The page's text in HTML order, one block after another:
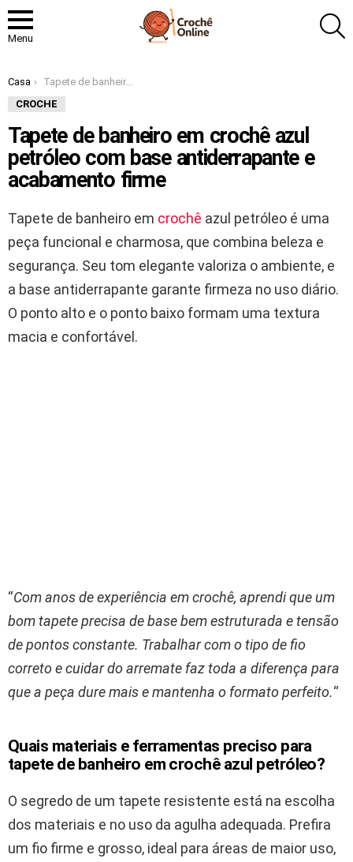
Menu
Você está aqui:
Casa
Tapete de banheiro em crochê azul petróleo com base antiderrapante e acabamento firme
CROCHE
Tapete de banheiro em crochê azul
petróleo com base antiderrapante e
acabamento firme
Tapete de banheiro em crochê azul petróleo é uma
peça funcional e charmosa, que combina beleza e
segurança. Seu tom elegante valoriza o ambiente, e
a base antiderrapante garante firmeza no uso diário.
O ponto alto e o ponto baixo formam uma textura
macia e confortável.
“Com anos de experiência em crochê, aprendi que um
bom tapete precisa de base bem estruturada e tensão
de pontos constante. Trabalhar com o tipo de fio
correto e cuidar do arremate faz toda a diferença para
que a peça dure mais e mantenha o formato perfeito.“
Quais materiais e ferramentas preciso para
tapete de banheiro em crochê azul petróleo?
O segredo de um tapete resistente está na escolha
dos materiais e no uso da agulha adequada. Prefira
um fio firme e grosso, ideal para áreas de maior uso,